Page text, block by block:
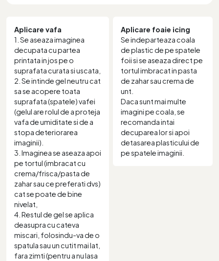
Aplicare vafa
1. Se aseaza imaginea
decupata cu partea
printata in jos pe o
suprafata curata si uscata,
2. Se intinde gel neutru cat
sa se acopere toata
suprafata (spatele) vafei
(gelul are rolul de a proteja
vafa de umiditate si de a
stopa deteriorarea
imaginii).
3. Imaginea se aseaza apoi
pe tortul (imbracat cu
crema/frisca/pasta de
zahar sau ce preferati dvs)
cat se poate de bine
nivelat,
4. Restul de gel se aplica
deasupra cu cateva
miscari, folosindu-va de o
spatula sau un cutit mai lat,
fara zimti (pentru a nu lasa
Aplicare foaie icing
Se indeparteaza coala
de plastic de pe spatele
foii si se aseaza direct pe
tortul imbracat in pasta
de zahar sau crema de
unt.
Daca sunt mai multe
imagini pe coala, se
recomanda intai
decuparea lor si apoi
detasarea plasticului de
pe spatele imaginii.